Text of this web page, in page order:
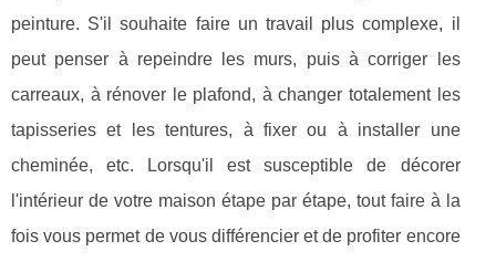
peinture. S'il souhaite faire un travail plus complexe, il
peut penser à repeindre les murs, puis à corriger les
carreaux, à rénover le plafond, à changer totalement les
tapisseries et les tentures, à fixer ou à installer une
cheminée, etc. Lorsqu'il est susceptible de décorer
l'intérieur de votre maison étape par étape, tout faire à la
fois vous permet de vous différencier et de profiter encore